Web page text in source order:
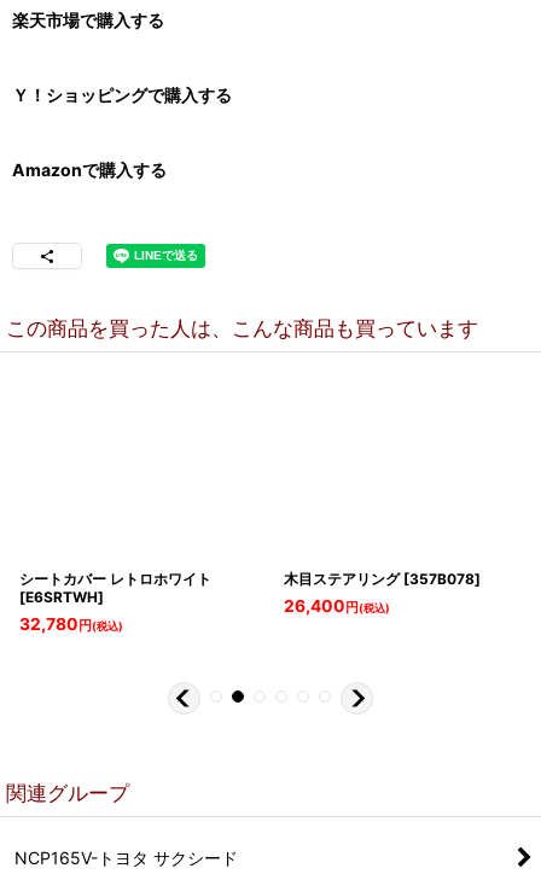
楽天市場で購入する
Ｙ！ショッピングで購入する
Amazonで購入する
この商品を買った人は、こんな商品も買っています
シートカバー レトロホワイト
[E6SRTWH]
32,780 円(税込)
木目ステアリング [357B078]
26,400 円(税込)
関連グループ
NCP165V-トヨタ サクシード